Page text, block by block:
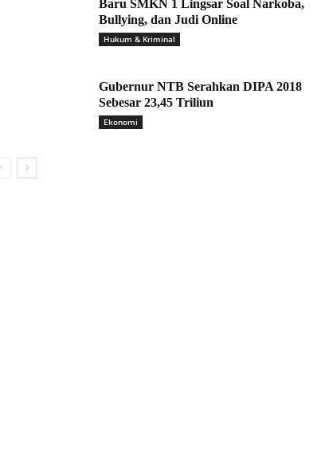
Baru SMKN 1 Lingsar Soal Narkoba,
Bullying, dan Judi Online
Hukum & Kriminal
Gubernur NTB Serahkan DIPA 2018
Sebesar 23,45 Triliun
Ekonomi